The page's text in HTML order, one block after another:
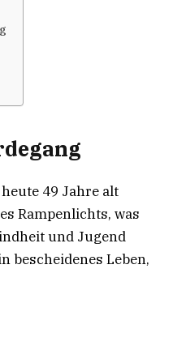
49 Jahre alt
Rampenlichts, was
und Jugend
bescheidenes Leben,